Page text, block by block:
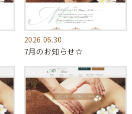
2026.06.30
7月のお知らせ☆